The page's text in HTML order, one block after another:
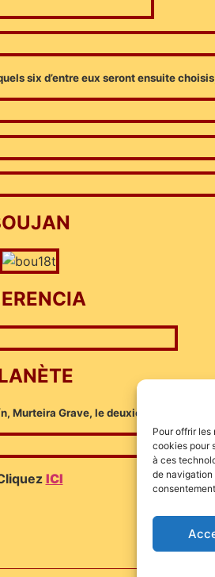
Pour offrir les
cookies pour
à ces
de navigation
six d’entre eux seront ensuite
Murteira Grave, le deuxième volet sur
ICI